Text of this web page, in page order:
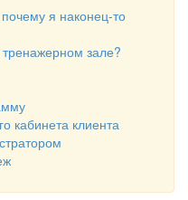
я наконец-то
тренажерном зале?
кабинета клиента